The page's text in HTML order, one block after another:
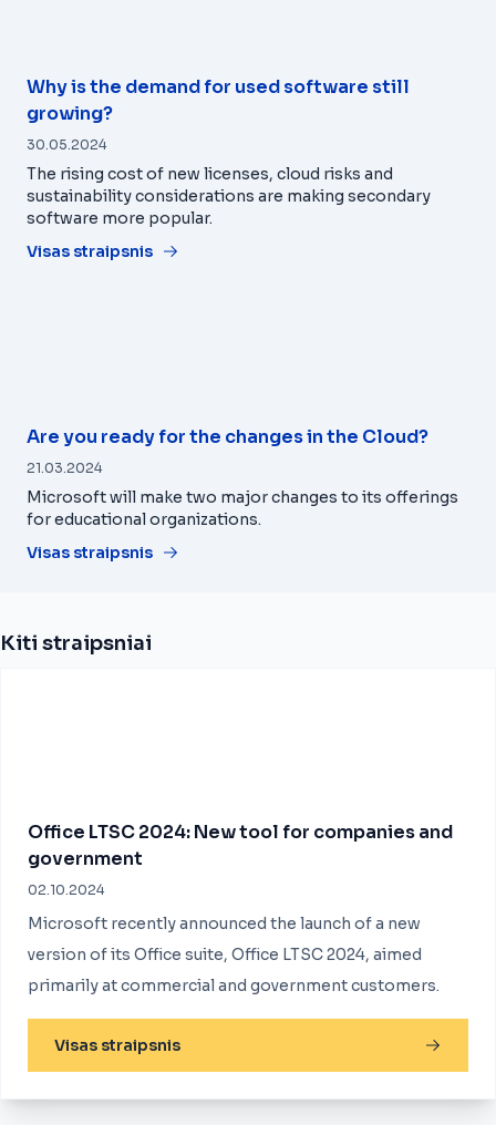
Why is the demand for used software still
growing?
30.05.2024
The rising cost of new licenses, cloud risks and
sustainability considerations are making secondary
software more popular.
Visas straipsnis
Are you ready for the changes in the Cloud?
21.03.2024
Microsoft will make two major changes to its offerings
for educational organizations.
Visas straipsnis
Kiti straipsniai
Office LTSC 2024: New tool for companies and
government
02.10.2024
Microsoft recently announced the launch of a new
version of its Office suite, Office LTSC 2024, aimed
primarily at commercial and government customers.
Visas straipsnis